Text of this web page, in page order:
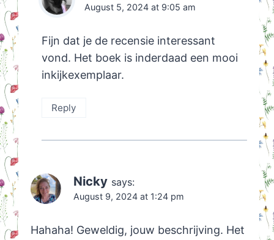
August 5, 2024 at 9:05 am
Fijn dat je de recensie interessant
vond. Het boek is inderdaad een mooi
inkijkexemplaar.
Reply
Nicky says:
August 9, 2024 at 1:24 pm
Hahaha! Geweldig, jouw beschrijving. Het